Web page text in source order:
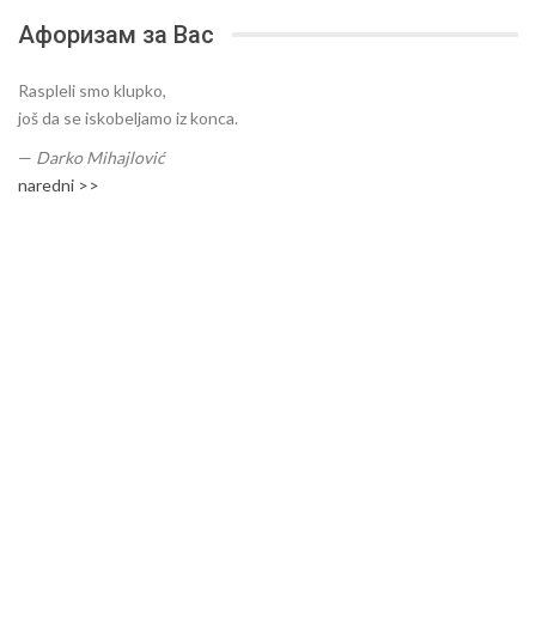
Афоризам за Вас
Raspleli smo klupko,
još da se iskobeljamo iz konca.
— Darko Mihajlović
naredni >>